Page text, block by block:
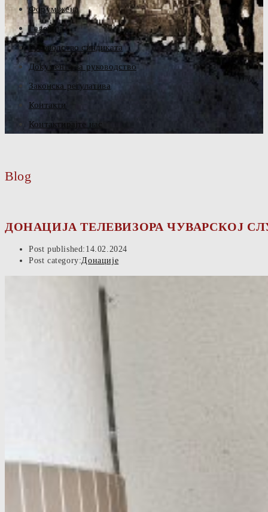
Форум жена
Галерија
Руководство синдиката
Документа за руководство
Законска регулатива
Контакти
Контактирајте нас
Blog
ДОНАЦИЈА ТЕЛЕВИЗОРА ЧУВАРСКОЈ
Post published: 14.02.2024
Post category:Донације